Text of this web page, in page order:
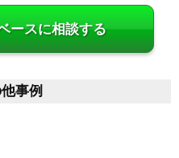
ースに相談する
事例